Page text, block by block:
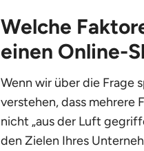
Welche
einen Online-
Wenn wir über die Frage
verstehen, dass mehrere
nicht „aus der Luft
den Zielen Ihres